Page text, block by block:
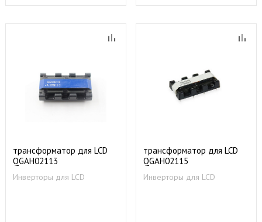
трансформатор для LCD
QGAH02113
Инверторы для LCD
трансформатор для LCD
QGAH02115
Инверторы для LCD